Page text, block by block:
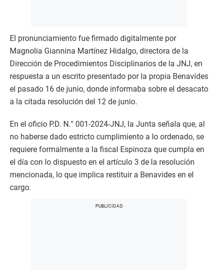
El pronunciamiento fue firmado digitalmente por
Magnolia Giannina Martínez Hidalgo, directora de la
Dirección de Procedimientos Disciplinarios de la JNJ, en
respuesta a un escrito presentado por la propia Benavides
el pasado 16 de junio, donde informaba sobre el desacato
a la citada resolución del 12 de junio.
En el oficio P.D. N.° 001-2024-JNJ, la Junta señala que, al
no haberse dado estricto cumplimiento a lo ordenado, se
requiere formalmente a la fiscal Espinoza que cumpla en
el día con lo dispuesto en el artículo 3 de la resolución
mencionada, lo que implica restituir a Benavides en el
cargo.